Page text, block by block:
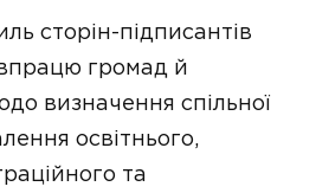
сторін-підписантів
громад й
визначення спільної
освітнього,
та